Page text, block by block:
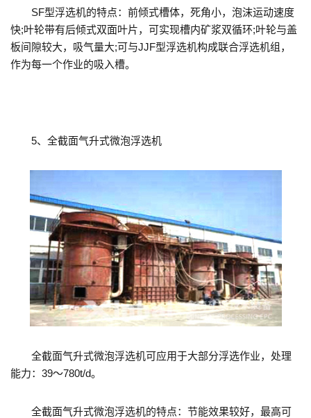
SF型浮选机的特点：前倾式槽体，死角小，泡沫运动速度
快;叶轮带有后倾式双面叶片，可实现槽内矿浆双循环;叶轮与盖
板间隙较大，吸气量大;可与JJF型浮选机构成联合浮选机组，
作为每一个作业的吸入槽。
5、全截面气升式微泡浮选机
全截面气升式微泡浮选机可应用于大部分浮选作业，处理
能力：39～780t/d。
全截面气升式微泡浮选机的特点：节能效果较好，最高可